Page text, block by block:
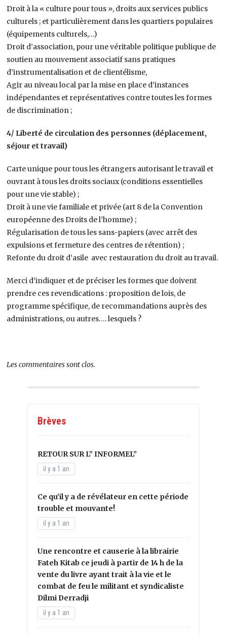
Droit à la « culture pour tous », droits aux services publics
culturels ; et particulièrement dans les quartiers populaires
(équipements culturels,…)
Droit d’association, pour une véritable politique publique de
soutien au mouvement associatif sans pratiques
d’instrumentalisation et de clientélisme,
Agir au niveau local par la mise en place d’instances
indépendantes et représentatives contre toutes les formes
de discrimination ;
4/ Liberté de circulation des personnes (déplacement,
séjour et travail)
Carte unique pour tous les étrangers autorisant le travail et
ouvrant à tous les droits sociaux (conditions essentielles
pour une vie stable) ;
Droit à une vie familiale et privée (art 8 de la Convention
européenne des Droits de l’homme) ;
Régularisation de tous les sans-papiers (avec arrêt des
expulsions et fermeture des centres de rétention) ;
Refonte du droit d’asile avec restauration du droit au travail.
Merci d’indiquer et de préciser les formes que doivent
prendre ces revendications : proposition de lois, de
programme spécifique, de recommandations auprès des
administrations, ou autres…. lesquels ?
Les commentaires sont clos.
Brèves
RETOUR SUR L” INFORMEL”
il y a 1 an
Ce qu’il y a de révélateur en cette période
trouble et mouvante!
il y a 1 an
Une rencontre et causerie à la librairie
Fateh Kitab ce jeudi à partir de 14 h de la
vente du livre ayant trait à la vie et le
combat de feu le militant et syndicaliste
Dilmi Derradji
il y a 1 an